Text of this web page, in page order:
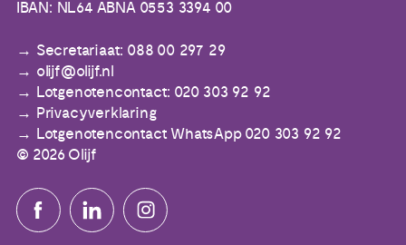
IBAN: NL64 ABNA 0553 3394 00
Secretariaat: 088 00 297 29
olijf@olijf.nl
Lotgenotencontact: 020 303 92 92
Privacyverklaring
Lotgenotencontact WhatsApp 020 303 92 92
© 2026 Olijf